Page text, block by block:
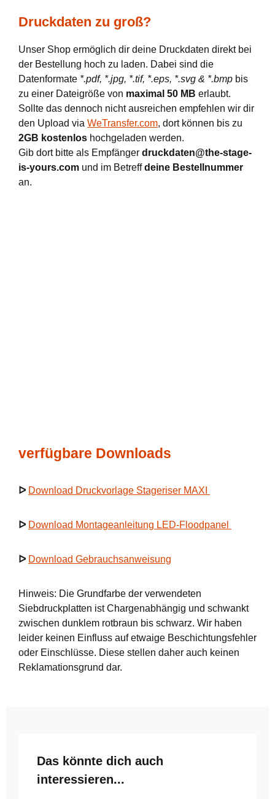
Druckdaten zu groß?
Unser Shop ermöglich dir deine Druckdaten direkt bei
der Bestellung hoch zu laden. Dabei sind die
Datenformate *.pdf, *.jpg, *.tif, *.eps, *.svg & *.bmp bis
zu einer Dateigröße von maximal 50 MB erlaubt.
Sollte das dennoch nicht ausreichen empfehlen wir dir
den Upload via WeTransfer.com, dort können bis zu
2GB kostenlos hochgeladen werden.
Gib dort bitte als Empfänger druckdaten@the-stage-
is-yours.com und im Betreffdeine Bestellnummer
an.
verfügbare Downloads
ᐅ Download Druckvorlage Stageriser MAXI
ᐅ Download Montageanleitung LED-Floodpanel
ᐅ Download Gebrauchsanweisung
Hinweis: Die Grundfarbe der verwendeten
Siebdruckplatten ist Chargenabhängig und schwankt
zwischen dunklem rotbraun bis schwarz. Wir haben
leider keinen Einfluss auf etwaige Beschichtungsfehler
oder Einschlüsse. Diese stellen daher auch keinen
Reklamationsgrund dar.
Produktgalerie überspringen
Das könnte dich auch
interessieren...